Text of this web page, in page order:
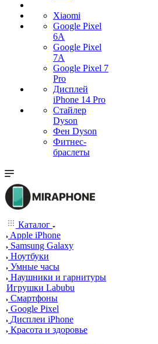
Xiaomi
Google Pixel
6A
Google Pixel
7А
Google Pixel 7
Pro
Дисплей
iPhone 14 Pro
Стайлер
Dyson
Фен Dyson
Фитнес-
браслеты
Каталог
Apple iPhone
Samsung Galaxy
Ноутбуки
Умные часы
Наушники и гарнитуры
Игрушки Labubu
Смартфоны
Google Pixel
Дисплеи iPhone
Красота и здоровье